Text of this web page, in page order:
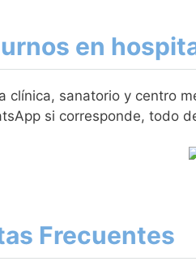
en
clínica, sanatorio y centro
si corresponde, todo
Frecuentes